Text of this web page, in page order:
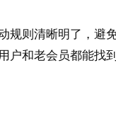
规则清晰明了，避
户和老会员都能找